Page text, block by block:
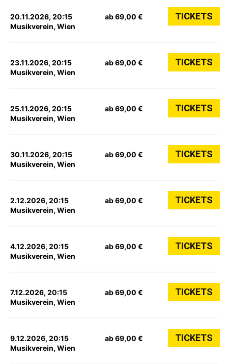
20.11.2026, 20:15
Musikverein, Wien
ab 69,00 € TICKETS
23.11.2026, 20:15
Musikverein, Wien
ab 69,00 € TICKETS
25.11.2026, 20:15
Musikverein, Wien
ab 69,00 € TICKETS
30.11.2026, 20:15
Musikverein, Wien
ab 69,00 € TICKETS
2.12.2026, 20:15
Musikverein, Wien
ab 69,00 € TICKETS
4.12.2026, 20:15
Musikverein, Wien
ab 69,00 € TICKETS
7.12.2026, 20:15
Musikverein, Wien
ab 69,00 € TICKETS
9.12.2026, 20:15
Musikverein, Wien
ab 69,00 € TICKETS